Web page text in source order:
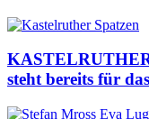
steht bereits für